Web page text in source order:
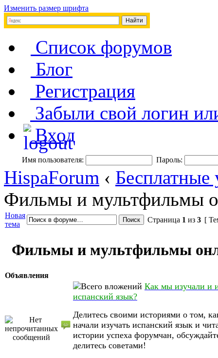
Изменить размер шрифта
Список форумов
Блог
Регистрация
Забыли свой логин
Вход
Имя пользователя: Пароль:
HispaForum ‹ Бесплатные
Фильмы и мультфильмы
Новая
тема
Страница 1 из 3 [
Фильмы и мультфильмы
Объявления
Как мы изучали и
испанский язык?
Делитесь своими историями о том,
начали изучать испанский язык и
истории успеха форумчан,
делитесь советами!